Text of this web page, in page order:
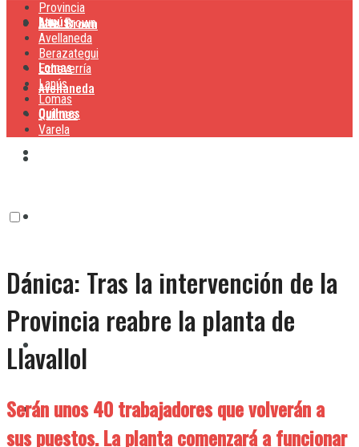
Lanús
Lomas
Quilmes
Alte. Brown
Avellaneda
Lanús
Lomas
Quilmes
Provincia
Alte. Brown
Avellaneda
Berazategui
Echeverría
Lanús
Lomas
Quilmes
Varela
Dánica: Tras la intervención de la
Provincia reabre la planta de
Llavallol
Serán unos 40 trabajadores que volverán a
sus puestos. La planta comenzará a funcionar